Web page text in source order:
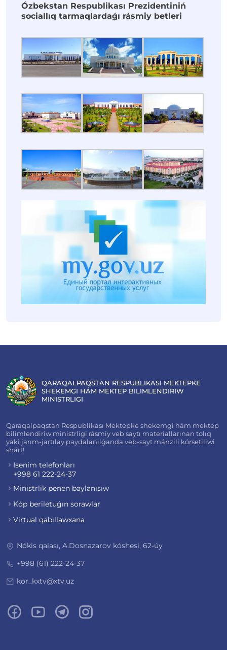
Ózbekstan Respublikası Prezidentiniń
sociallıq tarmaqlardaǵı rásmiy betleri
QARAQALPAQSTAN RESPUBLIKASI MEKTEPKE
SHEKEMGI HÁM MEKTEP BILIMLENDIRIW
MINISTRLIGI
Qaraqalpaqstan Respublikası Mektepke shekemgi hám mektep
bilimlendiriw ministrligi rásmiy veb saytı materiallarınan tolıq
yaki jarım-jartılay paydalanılǵanda veb-sayt mánzili kórsetiliwi
shárt!
Isenim telefonları
+998 61 222-24-37
Ministrlik penen baylanısıw
Kóp beriletuǵın sorawlar
Virtual qabıllawxana
Nókis qalası, A.Dosnazarov kóshesi, 62-úy
+998 (61) 222-24-37
kor_kxtv@xtv.uz